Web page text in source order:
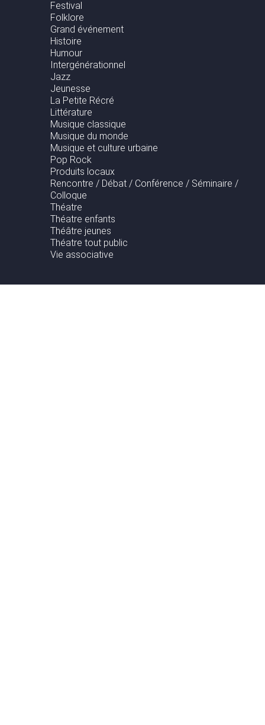
Festival
Folklore
Grand événement
Histoire
Humour
Intergénérationnel
Jazz
Jeunesse
La Petite Récré
Littérature
Musique classique
Musique du monde
Musique et culture urbaine
Pop Rock
Produits locaux
Rencontre / Débat / Conférence / Séminaire /
Colloque
Théatre
Théatre enfants
Théâtre jeunes
Théatre tout public
Vie associative